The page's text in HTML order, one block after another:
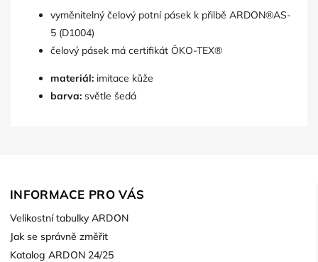
vyměnitelný čelový potní pásek k přilbě ARDON®AS-
5 (D1004)
čelový pásek má certifikát ÖKO-TEX®
materiál: imitace kůže
barva: světle šedá
INFORMACE PRO VÁS
Velikostní tabulky ARDON
Jak se správně změřit
Katalog ARDON 24/25